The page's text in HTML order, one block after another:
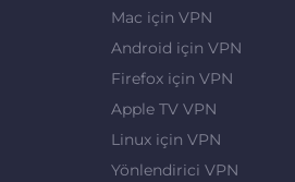
Mac için VPN
Android için VPN
Firefox için VPN
Apple TV VPN
Linux için VPN
Yönlendirici VPN